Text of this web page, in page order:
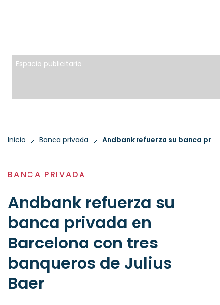
Espacio publicitario
Inicio Banca privada Andbank refuerza su banca
BANCA PRIVADA
Andbank refuerza su
banca privada en
Barcelona con tres
banqueros de Julius
Baer